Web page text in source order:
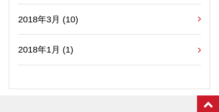
2018年3月 (10)
2018年1月 (1)